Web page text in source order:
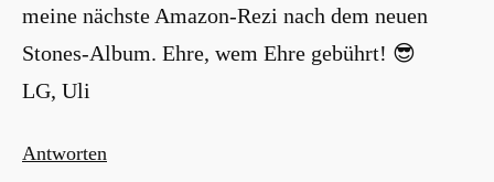
meine nächste Amazon-Rezi nach dem neuen
Stones-Album. Ehre, wem Ehre gebührt! 😎
LG, Uli
Antworten